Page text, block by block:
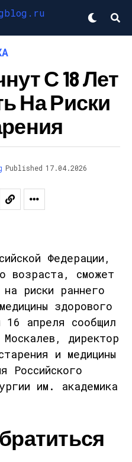
С 18 Лет
На Риски
Published 17.04.2026
Федерации,
возраста, сможет
на риски раннего
здорового
апреля сообщил
, директор
и медицины
Российского
им. академика